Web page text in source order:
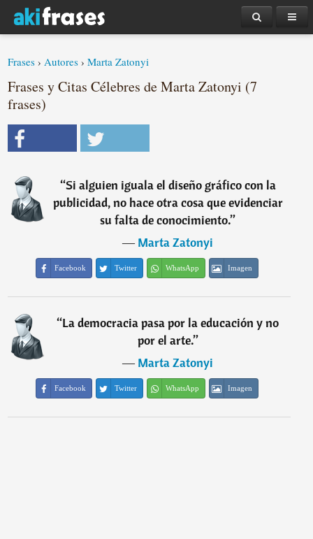
Frases ›Autores ›Marta Zatonyi
Frases y Citas Célebres de Marta Zatonyi (7
frases)
“Si alguien iguala el diseño gráfico con la
publicidad, no hace otra cosa que evidenciar
su falta de conocimiento.”
―Marta Zatonyi
Facebook Twitter WhatsApp Imagen
“La democracia pasa por la educación y no
por el arte.”
―Marta Zatonyi
Facebook Twitter WhatsApp Imagen